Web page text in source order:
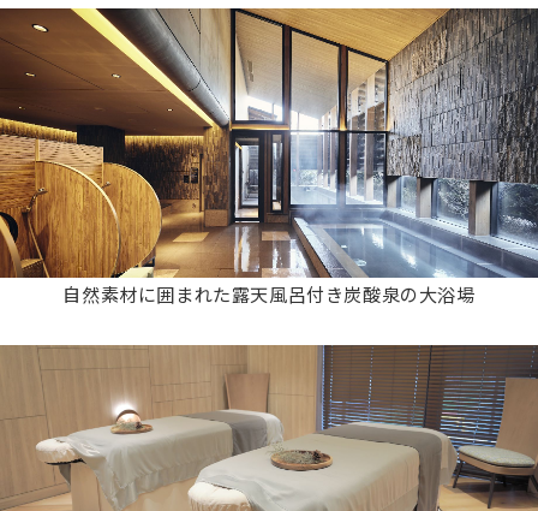
⾃然素材に囲まれた露天⾵呂付き炭酸泉の⼤浴場